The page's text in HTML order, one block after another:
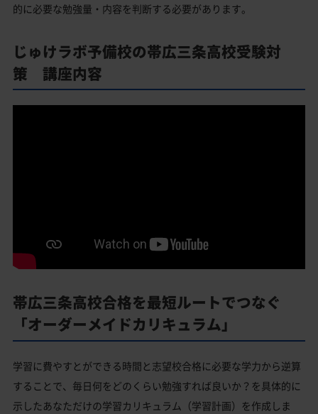
的に必要な勉強量・内容を判断する必要があります。
じゅけラボ予備校の帯広三条高校受験対
策 講座内容
帯広三条高校合格を最短ルートでつなぐ
「オーダーメイドカリキュラム」
学習に費やすとができる時間と志望校合格に必要な学力から逆算
することで、毎日何をどのくらい勉強すれば良いか？を具体的に
示したあなただけの学習カリキュラム（学習計画）を作成しま